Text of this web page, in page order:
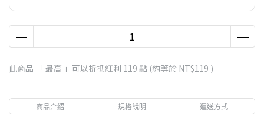
此商品 「 最高 」可以折抵紅利 119 點 (約等於 NT$119 )
商品介紹 規格說明 運送方式